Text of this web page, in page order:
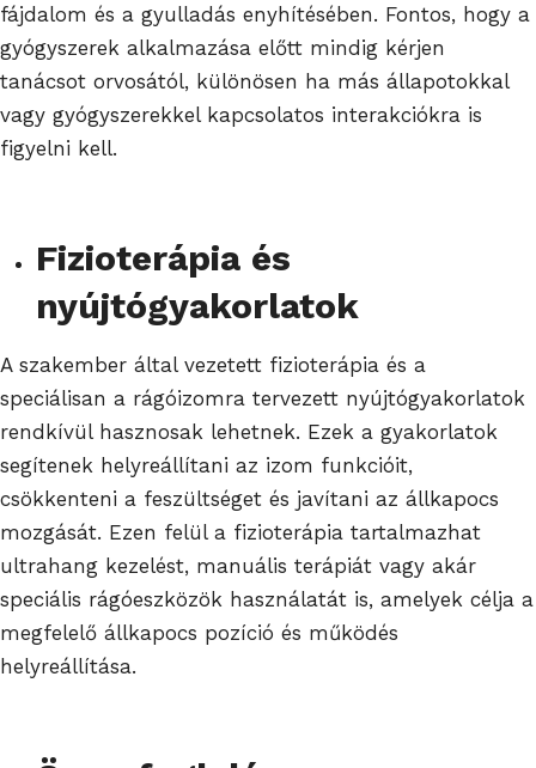
fájdalom és a gyulladás enyhítésében. Fontos, hogy a
gyógyszerek alkalmazása előtt mindig kérjen
tanácsot orvosától, különösen ha más állapotokkal
vagy gyógyszerekkel kapcsolatos interakciókra is
figyelni kell.
Fizioterápia és
nyújtógyakorlatok
A szakember által vezetett fizioterápia és a
speciálisan a rágóizomra tervezett nyújtógyakorlatok
rendkívül hasznosak lehetnek. Ezek a gyakorlatok
segítenek helyreállítani az izom funkcióit,
csökkenteni a feszültséget és javítani az állkapocs
mozgását. Ezen felül a fizioterápia tartalmazhat
ultrahang kezelést, manuális terápiát vagy akár
speciális rágóeszközök használatát is, amelyek célja a
megfelelő állkapocs pozíció és működés
helyreállítása.